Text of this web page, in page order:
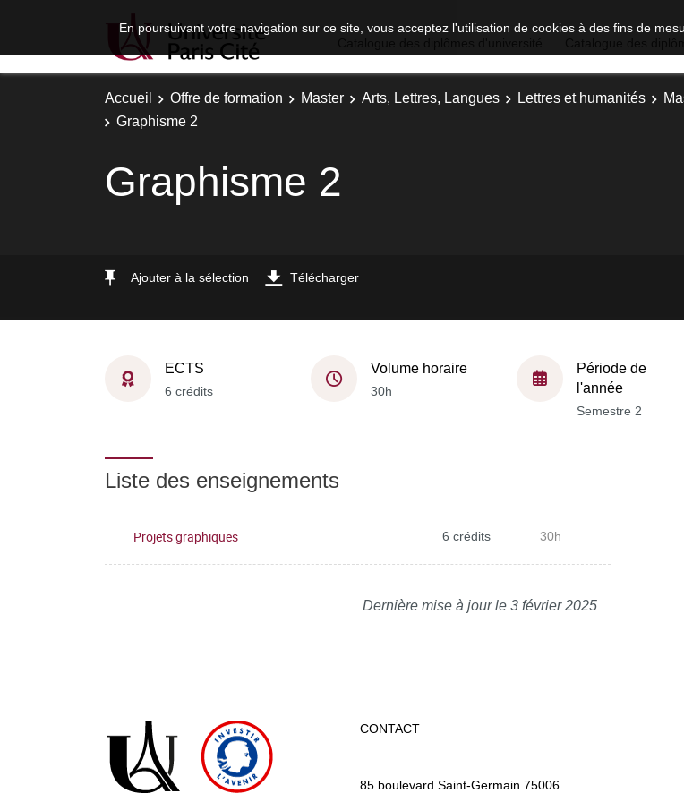
En poursuivant votre navigation sur ce site, vous acceptez l'utilisation de cookies à des fins de
Accueil Offre de formation Master Arts, Lettres, Langues Lettres et humanités
Graphisme 2
Graphisme 2
Ajouter à la sélection Télécharger
ECTS
6 crédits
Volume horaire
30h
Période de
l'année
Semestre 2
Liste des enseignements
Projets graphiques 6 crédits 30h
Dernière mise à jour le 3 février 2025
CONTACT
85 boulevard Saint-Germain 75006